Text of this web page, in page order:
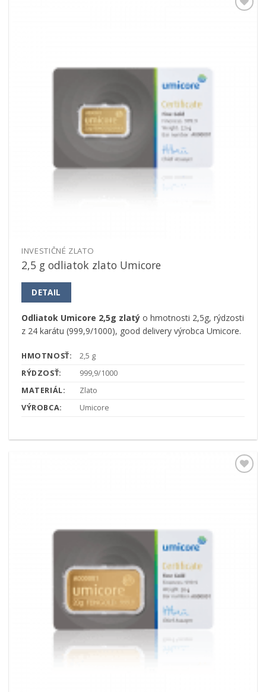
INVESTIČNÉ ZLATO
2,5 g odliatok zlato Umicore
DETAIL
Odliatok Umicore 2,5g zlatýo hmotnosti 2,5g, rýdzosti
z 24 karátu (999,9/1000), good delivery výrobca Umicore.
HMOTNOSŤ:
2,5 g
RÝDZOSŤ:
999,9/1000
MATERIÁL:
Zlato
VÝROBCA:
Umicore